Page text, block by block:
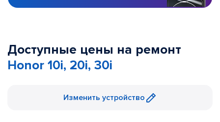
Доступные цены на ремонт
Honor 10i, 20i, 30i
Изменить устройство